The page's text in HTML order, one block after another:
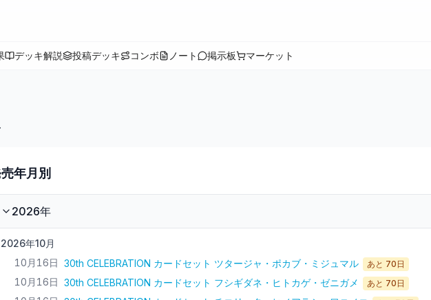
デッキ解説 投稿デッキ コンボ ノート 掲示板 マーケット
年月別
2026年
2026年10月
10月16日 30th CELEBRATION カードセット ツタージャ・ポカブ・ミジュマル あと 70 日
10月16日 30th CELEBRATION カードセット フシギダネ・ヒトカゲ・ゼニガメ あと 70 日